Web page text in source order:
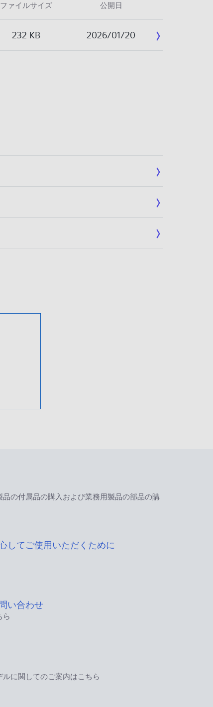
ファイルサイズ 公開日
232 KB 2026/01/20
の付属品の購入および業務用製品の部品の購
してご使用いただくために
い合わせ
ら
に関してのご案内はこちら